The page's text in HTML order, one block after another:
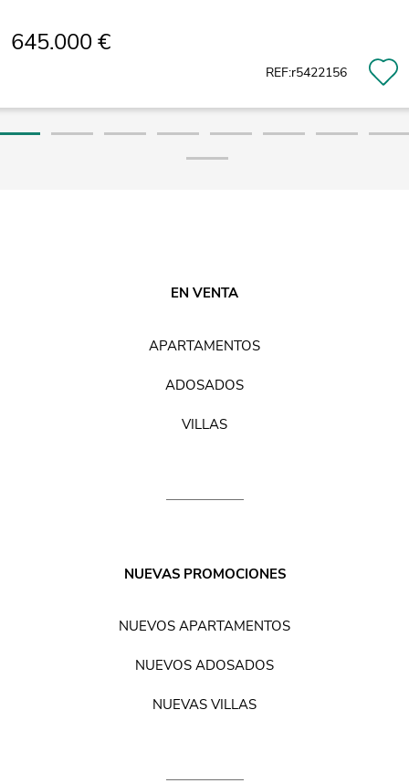
645.000 €
REF:r5422156
EN VENTA
APARTAMENTOS
ADOSADOS
VILLAS
NUEVAS PROMOCIONES
NUEVOS APARTAMENTOS
NUEVOS ADOSADOS
NUEVAS VILLAS